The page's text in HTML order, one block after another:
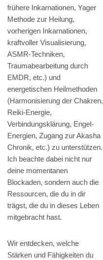
frühere Inkarnationen, Yager
Methode zur Heilung,
vorherigen Inkarnationen,
kraftvoller Visualisierung,
ASMR-Techniken,
Traumabearbeitung durch
EMDR, etc.) und
energetischen Heilmethoden
(Harmonisierung der Chakren,
Reiki-Energie,
Verbindungsklärung, Engel-
Energien, Zugang zur Akasha
Chronik, etc.) zu unterstützen.
Ich beachte dabei nicht nur
deine momentanen
Blockaden, sondern auch die
Ressourcen, die du in dir
trägst, die du in dieses Leben
mitgebracht hast.
Wir entdecken, welche
Stärken und Fähigkeiten du